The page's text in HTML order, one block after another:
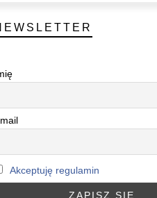
Akceptuję regulamin